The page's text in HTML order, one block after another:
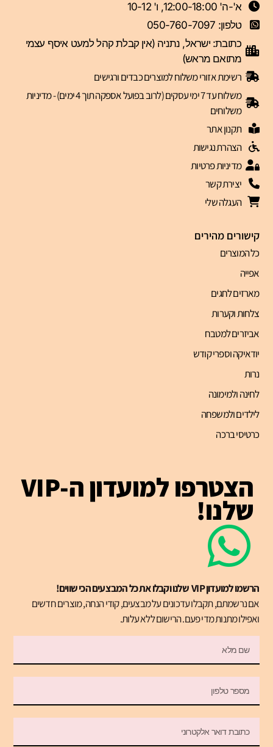
קישורים מהירים
כל המוצרים
אפייה
מארזים לחגים
צלחות וקערות
אביזרים למטבח
יודאיקה וספרי קודש
נרות
לחינה ולמימונה
לילדים ולמשפחה
כרטיסי ברכה
א'-ה' 12:00-18:00, ו' 10-12
טלפון: 050-760-7097
כתובת: ישראל, נתניה (אין קבלת קהל למעט איסף עצמי
מתואם מראש)
רשימת אזורי משלוח למוצרים כבדים ורגישים
משלוח עד 7 ימי עסקים (לרוב בפועל אספקה תוך 4 ימים) - מדיניות
משלוחים
תקנון אתר
הצהרת נגישות
מדיניות פרטיות
יצירת קשר
העגלה שלי
הצטרפו למועדון ה-VIP
שלנו!
הרשמו למועדון VIP שלנו וקבלו את כל המבצעים הכי שווים!
אם נרשמתם, תקבלו עדכונים על מבצעים, קודי הנחה, מוצרים חדשים
ואפילו מתנות מדי פעם. הרישום ללא עלות.